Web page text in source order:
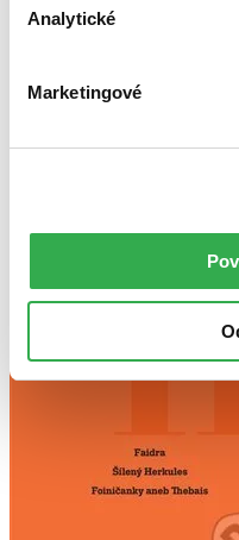
Analytické
Marketingové
Najdrahšie
Najlacnejšie